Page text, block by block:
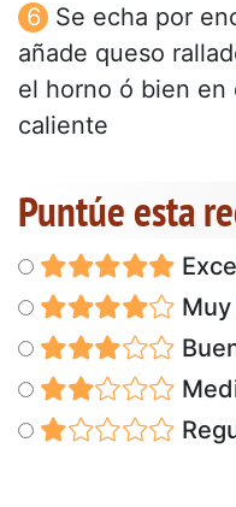
Se echa por
añade queso
el horno ó bien en
caliente
Puntúe esta